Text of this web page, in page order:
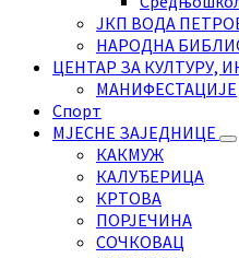
ЈКП ВОДА
НАРОДНА
ЦЕНТАР ЗА КУЛТУРУ,
МАНИФЕСТАЦИЈЕ
Спорт
МЈЕСНЕ ЗАЈЕДНИЦЕ
КАКМУЖ
КАЛУЂЕРИЦА
КРТОВА
ПОРЈЕЧИНА
СОЧКОВАЦ